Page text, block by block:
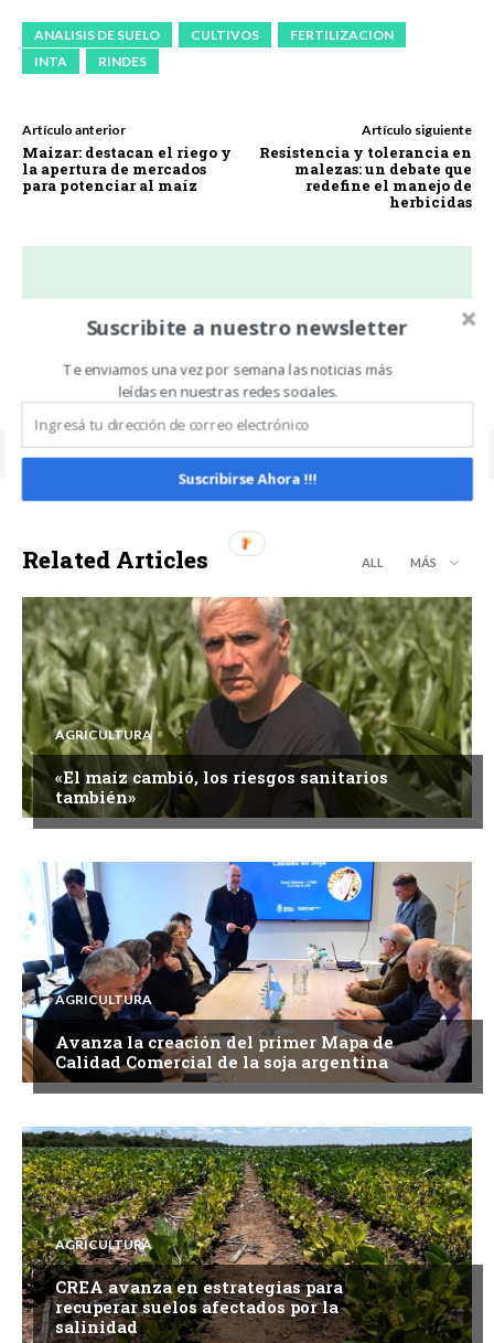
ANALISIS DE SUELO CULTIVOS
FERTILIZACION
INTA
RINDES
Artículo anterior
Maizar: destacan el riego y
la apertura de mercados
para potenciar al maíz
Artículo siguiente
Resistencia y tolerancia en
malezas: un debate que
redefine el manejo de
herbicidas
Carlos Oliveira Espil
Related Articles ALL MÁS
AGRICULTURA
«El maíz cambió, los riesgos sanitarios
también»
AGRICULTURA
Avanza la creación del primer Mapa de
Calidad Comercial de la soja argentina
AGRICULTURA
CREA avanza en estrategias para
recuperar suelos afectados por la
salinidad
Suscribite a nuestro newsletter
Te enviamos una vez por semana las noticias más
leídas en nuestras redes sociales.
Suscribirse Ahora !!!